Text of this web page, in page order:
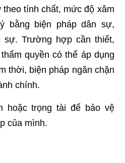
theo tính chất, mức độ xâm
bằng biện pháp dân sự,
sự. Trường hợp cần thiết,
quyền có thể áp dụng
thời, biện pháp ngăn chặn
chính.
hoặc trọng tài để bảo vệ
của mình.